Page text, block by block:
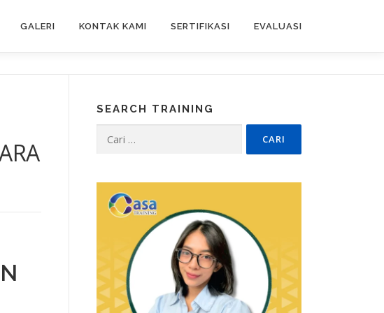
GALERI KONTAK KAMI SERTIFIKASI EVALUASI
SEARCH TRAINING
untuk: